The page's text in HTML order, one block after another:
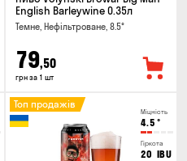
English Barleywine 0.35л
Темне, Нефільтроване, 8.5°
79,50
грн за 1 шт
Міцність
4.5 °
Гіркота
20 IBU
Топ продажів